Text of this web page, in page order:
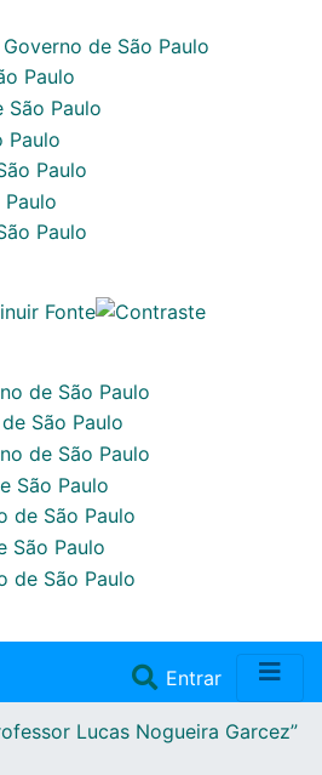
Entrar(current)
Lucas Nogueira Garcez”